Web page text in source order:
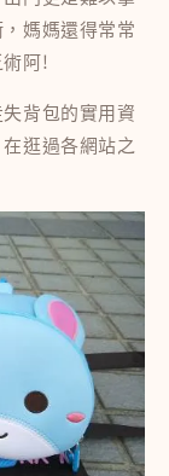
媽媽還得常常
阿!
背包的實用資
逛過各網站之